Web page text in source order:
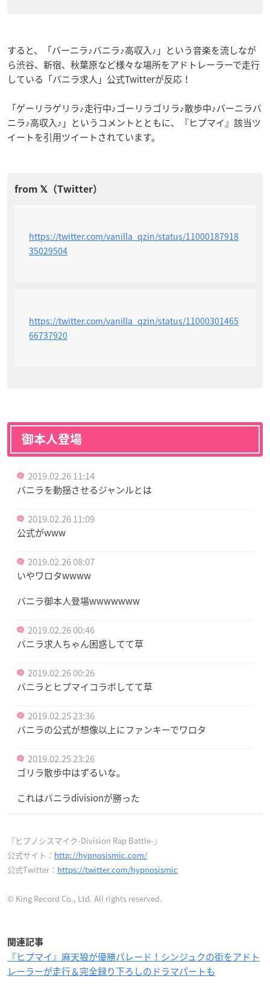
すると、「バーニラ♪バニラ♪高収入♪」という音楽を流しなが
ら渋谷、新宿、秋葉原など様々な場所をアドトレーラーで走行
している「バニラ求人」公式Twitterが反応！
「ゲーリラゲリラ♪走行中♪ゴーリラゴリラ♪散歩中♪バーニラバ
ニラ♪高収入♪」というコメントとともに、『ヒプマイ』該当ツ
イートを引用ツイートされています。
https://twitter.com/vanilla_qzin/status/11000187918
35029504
https://twitter.com/vanilla_qzin/status/11000301465
66737920
御本人登場
2019.02.26 11:14
バニラを動揺させるジャンルとは
2019.02.26 11:09
公式がwww
2019.02.26 08:07
いやワロタwwww
バニラ御本人登場wwwwwww
2019.02.26 00:46
バニラ求人ちゃん困惑してて草
2019.02.26 00:26
バニラとヒプマイコラボしてて草
2019.02.25 23:36
バニラの公式が想像以上にファンキーでワロタ
2019.02.25 23:26
ゴリラ散歩中はずるいな。
これはバニラdivisionが勝った
『ヒプノシスマイク-Division Rap Battle-』
公式サイト： http://hypnosismic.com/
公式Twitter： https://twitter.com/hypnosismic
© King Record Co., Ltd. All rights reserved.
関連記事
『ヒプマイ』麻天狼が優勝パレード！シンジュクの街をアドト
レーラーが走行＆完全録り下ろしのドラマパートも